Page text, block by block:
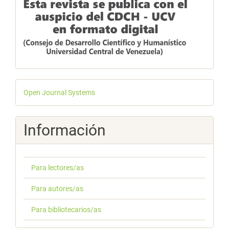
Desarrollado
por
Open Journal Systems
Información
Para lectores/as
Para autores/as
Para bibliotecarios/as